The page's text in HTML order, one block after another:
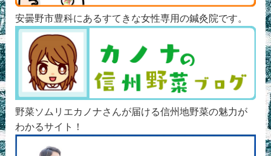
安曇野市豊科にあるすてきな女性専用の鍼灸院です。
野菜ソムリエカノナさんが届ける信州地野菜の魅力が
わかるサイト！